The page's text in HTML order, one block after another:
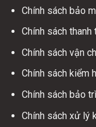
Chính sách bảo
Chính sách thanh
Chính sách vận
Chính sách kiểm
Chính sách bảo
Chính sách xử lý